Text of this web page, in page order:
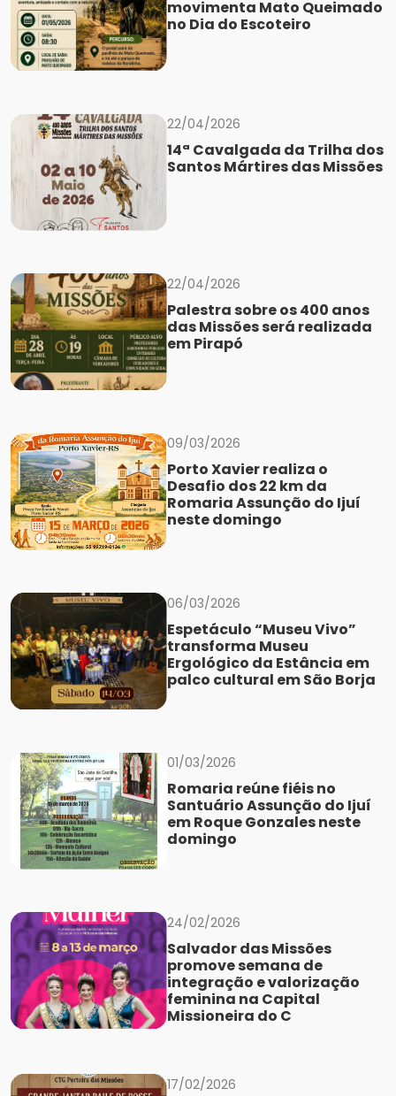
movimenta Mato Queimado
no Dia do Escoteiro
22/04/2026
14ª Cavalgada da Trilha dos
Santos Mártires das Missões
22/04/2026
Palestra sobre os 400 anos
das Missões será realizada
em Pirapó
09/03/2026
Porto Xavier realiza o
Desafio dos 22 km da
Romaria Assunção do Ijuí
neste domingo
06/03/2026
Espetáculo “Museu Vivo”
transforma Museu
Ergológico da Estância em
palco cultural em São Borja
01/03/2026
Romaria reúne fiéis no
Santuário Assunção do Ijuí
em Roque Gonzales neste
domingo
24/02/2026
Salvador das Missões
promove semana de
integração e valorização
feminina na Capital
Missioneira do C
17/02/2026